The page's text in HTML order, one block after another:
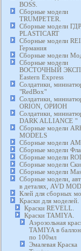
BOSS.
Сборные модели
TRUMPETER.
Сборные модели
PLASTICART
Сборные модели
Германия
Сборные модели
Сборные модели
ВОСТОЧНЫЙ
Eastern Express
Солдатики,
"RedBox"
Солдатики,
ORION, ОРИОН
Солдатики,
DARK ALLIANCE "
Сборные модели
MODELS
Сборные модели
Сборные модели
Сборные модели
Сборные модели
Сборные модели
Сборные модели,
в деталях, AVD
Клей для сборных
Краски для моделей.
Краски REVELL.
Краски TAMIYA.
Аэрозольная
TAMIYA в
по 100мл
Эмалевая Краска